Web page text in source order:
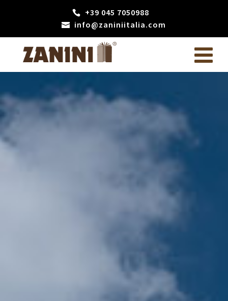
+39 045 7050988
info@zaniniitalia.com